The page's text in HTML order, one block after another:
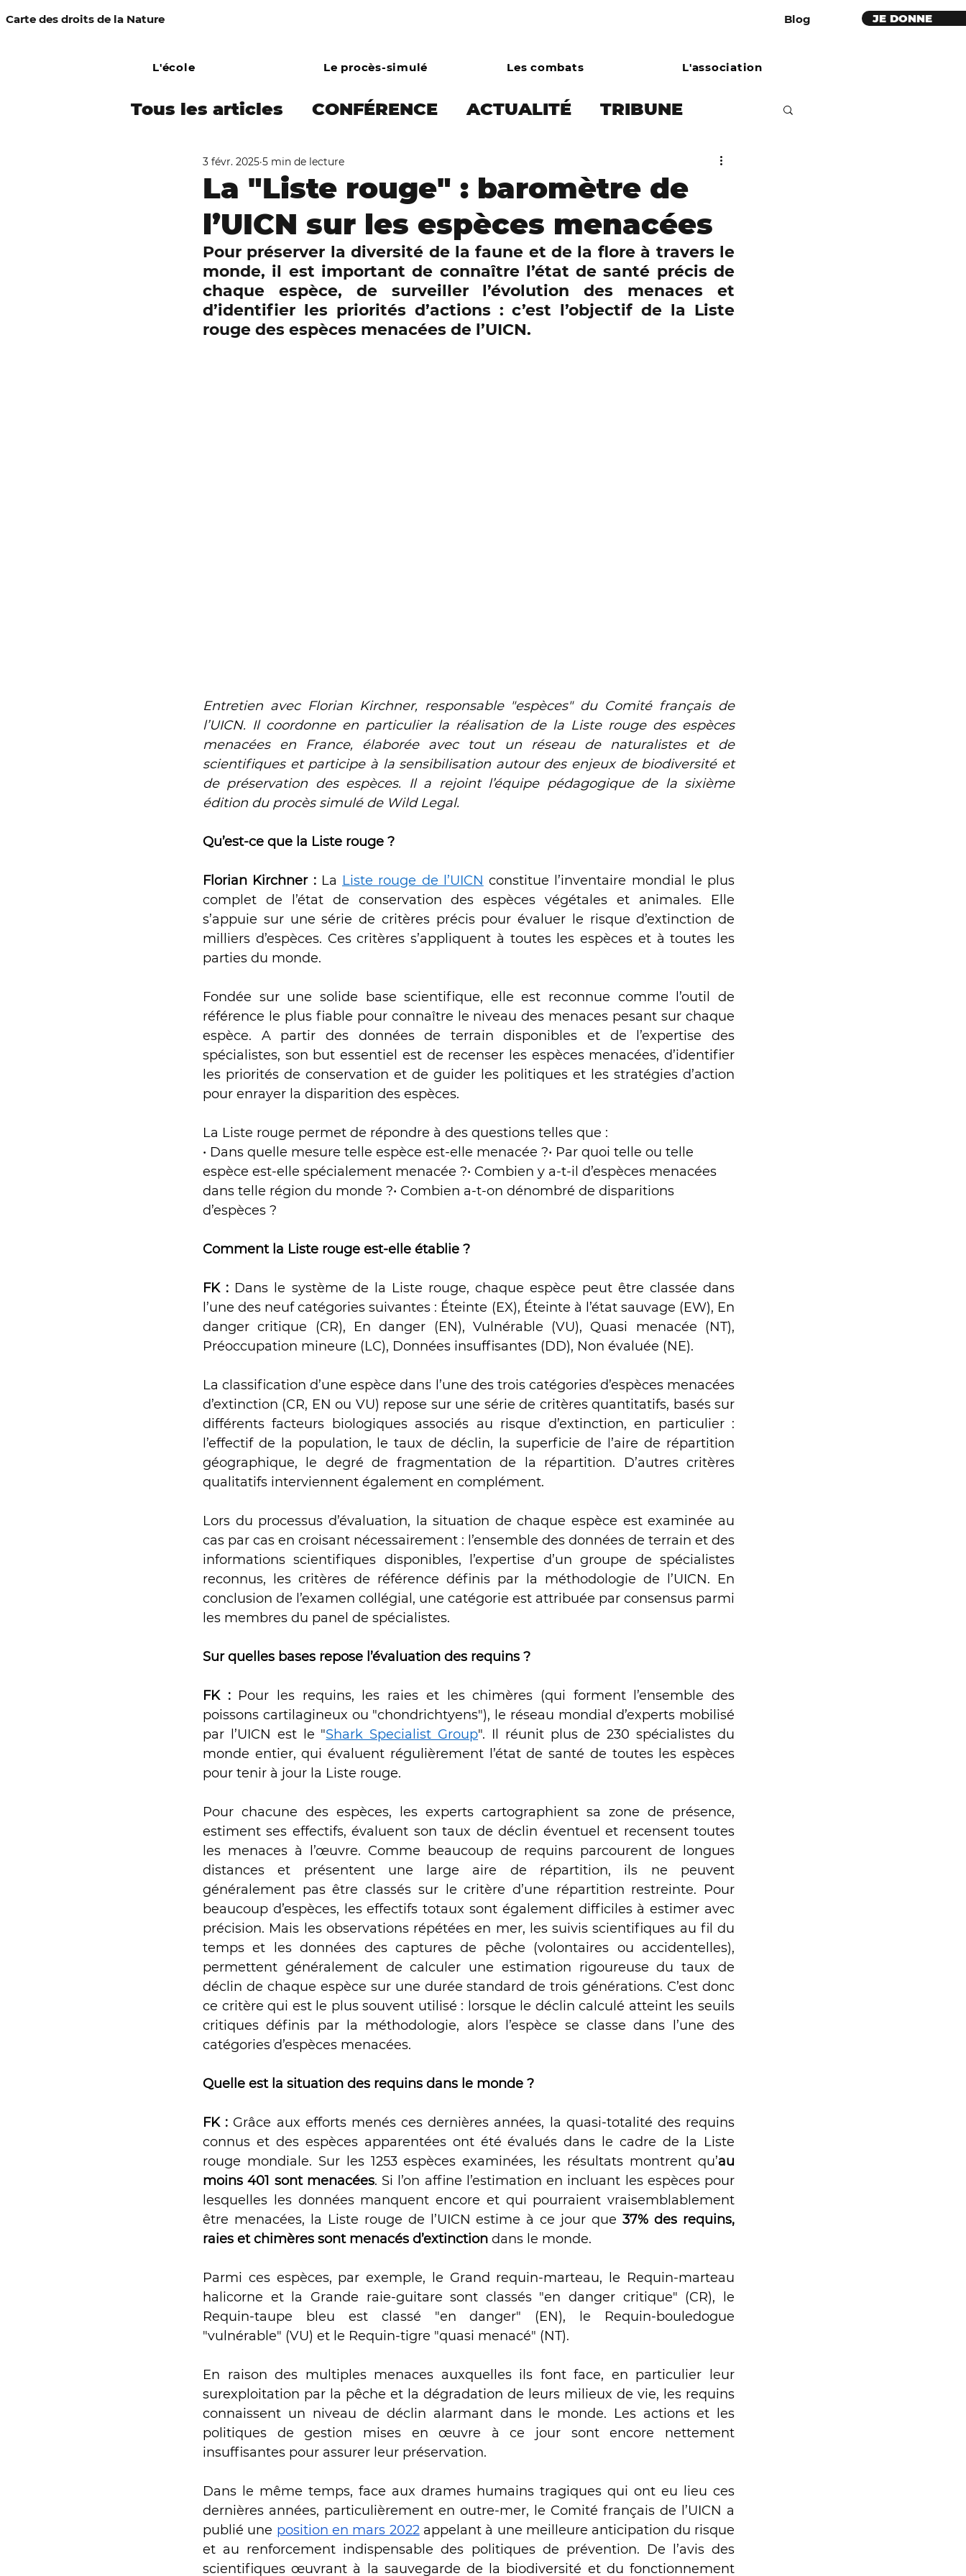
Carte des droits de la Nature JE DONNE
Blog
Tous les articles CONFÉRENCE ACTUALITÉ TRIBUNE
COMMUNIQUÉ DE PRESSE
Campagne Amazonie Droits des animaux École
Procès-simulés Combats Asso Campagne boues rouges
Campagne rivières sauvages Chronique Conseil de l'Europe
La "Liste rouge" : baromètre de
l’UICN sur les espèces menacées
3 févr. 2025 5 min de lecture
Pour préserver la diversité de la faune et de la flore à travers le
monde, il est important de connaître l’état de santé précis de
chaque espèce, de surveiller l’évolution des menaces et
d’identifier les priorités d’actions : c’est l’objectif de la Liste
rouge des espèces menacées de l’UICN.
Entretien avec Florian Kirchner, responsable "espèces" du Comité français de
l’UICN. Il coordonne en particulier la réalisation de la Liste rouge des espèces
menacées en France, élaborée avec tout un réseau de naturalistes et de
scientifiques et participe à la sensibilisation autour des enjeux de biodiversité et
de préservation des espèces. Il a rejoint l’équipe pédagogique de la sixième
édition du procès simulé de Wild Legal.
Qu’est-ce que la Liste rouge ?
Florian Kirchner : La Liste rouge de l’UICN constitue l’inventaire mondial le plus
complet de l’état de conservation des espèces végétales et animales. Elle
s’appuie sur une série de critères précis pour évaluer le risque d’extinction de
milliers d’espèces. Ces critères s’appliquent à toutes les espèces et à toutes les
parties du monde.
Fondée sur une solide base scientifique, elle est reconnue comme l’outil de
référence le plus fiable pour connaître le niveau des menaces pesant sur chaque
espèce. A partir des données de terrain disponibles et de l’expertise des
spécialistes, son but essentiel est de recenser les espèces menacées, d’identifier
les priorités de conservation et de guider les politiques et les stratégies d’action
pour enrayer la disparition des espèces.
La Liste rouge permet de répondre à des questions telles que :
• Dans quelle mesure telle espèce est-elle menacée ?• Par quoi telle ou telle
espèce est-elle spécialement menacée ?• Combien y a-t-il d’espèces menacées
dans telle région du monde ?• Combien a-t-on dénombré de disparitions
d’espèces ?
Comment la Liste rouge est-elle établie ?
FK : Dans le système de la Liste rouge, chaque espèce peut être classée dans
l’une des neuf catégories suivantes : Éteinte (EX), Éteinte à l’état sauvage (EW), En
danger critique (CR), En danger (EN), Vulnérable (VU), Quasi menacée (NT),
Préoccupation mineure (LC), Données insuffisantes (DD), Non évaluée (NE).
La classification d’une espèce dans l’une des trois catégories d’espèces menacées
d’extinction (CR, EN ou VU) repose sur une série de critères quantitatifs, basés sur
différents facteurs biologiques associés au risque d’extinction, en particulier :
l’effectif de la population, le taux de déclin, la superficie de l’aire de répartition
géographique, le degré de fragmentation de la répartition. D’autres critères
qualitatifs interviennent également en complément.
Lors du processus d’évaluation, la situation de chaque espèce est examinée au
cas par cas en croisant nécessairement : l’ensemble des données de terrain et des
informations scientifiques disponibles, l’expertise d’un groupe de spécialistes
reconnus, les critères de référence définis par la méthodologie de l’UICN. En
conclusion de l’examen collégial, une catégorie est attribuée par consensus parmi
les membres du panel de spécialistes.
Sur quelles bases repose l’évaluation des requins ?
FK : Pour les requins, les raies et les chimères (qui forment l’ensemble des
poissons cartilagineux ou "chondrichtyens"), le réseau mondial d’experts mobilisé
par l’UICN est le "Shark Specialist Group". Il réunit plus de 230 spécialistes du
monde entier, qui évaluent régulièrement l’état de santé de toutes les espèces
pour tenir à jour la Liste rouge.
Pour chacune des espèces, les experts cartographient sa zone de présence,
estiment ses effectifs, évaluent son taux de déclin éventuel et recensent toutes
les menaces à l’œuvre. Comme beaucoup de requins parcourent de longues
distances et présentent une large aire de répartition, ils ne peuvent
généralement pas être classés sur le critère d’une répartition restreinte. Pour
beaucoup d’espèces, les effectifs totaux sont également difficiles à estimer avec
précision. Mais les observations répétées en mer, les suivis scientifiques au fil du
temps et les données des captures de pêche (volontaires ou accidentelles),
permettent généralement de calculer une estimation rigoureuse du taux de
déclin de chaque espèce sur une durée standard de trois générations. C’est donc
ce critère qui est le plus souvent utilisé : lorsque le déclin calculé atteint les seuils
critiques définis par la méthodologie, alors l’espèce se classe dans l’une des
catégories d’espèces menacées.
Quelle est la situation des requins dans le monde ?
FK : Grâce aux efforts menés ces dernières années, la quasi-totalité des requins
connus et des espèces apparentées ont été évalués dans le cadre de la Liste
rouge mondiale. Sur les 1253 espèces examinées, les résultats montrent qu’au
moins 401 sont menacées. Si l’on affine l’estimation en incluant les espèces pour
lesquelles les données manquent encore et qui pourraient vraisemblablement
être menacées, la Liste rouge de l’UICN estime à ce jour que 37% des requins,
raies et chimères sont menacés d’extinction dans le monde.
Parmi ces espèces, par exemple, le Grand requin-marteau, le Requin-marteau
halicorne et la Grande raie-guitare sont classés "en danger critique" (CR), le
Requin-taupe bleu est classé "en danger" (EN), le Requin-bouledogue
"vulnérable" (VU) et le Requin-tigre "quasi menacé" (NT).
En raison des multiples menaces auxquelles ils font face, en particulier leur
surexploitation par la pêche et la dégradation de leurs milieux de vie, les requins
connaissent un niveau de déclin alarmant dans le monde. Les actions et les
politiques de gestion mises en œuvre à ce jour sont encore nettement
insuffisantes pour assurer leur préservation.
Dans le même temps, face aux drames humains tragiques qui ont eu lieu ces
dernières années, particulièrement en outre-mer, le Comité français de l’UICN a
publié une position en mars 2022 appelant à une meilleure anticipation du risque
et au renforcement indispensable des politiques de prévention. De l’avis des
scientifiques œuvrant à la sauvegarde de la biodiversité et du fonctionnement
L'école Le procès-simulé Les combats L'association